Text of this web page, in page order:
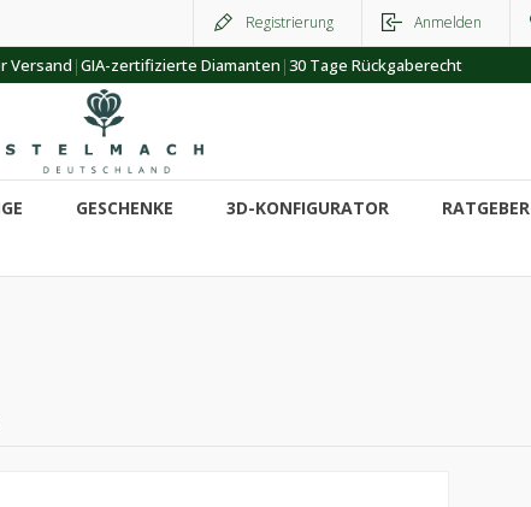
Registrierung Anmelden
Versand |GIA-zertifizierte Diamanten |30 Tage Rückgaberecht
GESCHENKE 3D-KONFIGURATOR
RATGEBER